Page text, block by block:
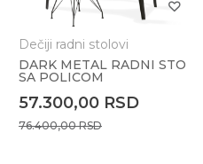
Dečiji radni stolovi
DARK METAL RADNI STO
SA POLICOM
57.300,00 RSD
76.400,00RSD